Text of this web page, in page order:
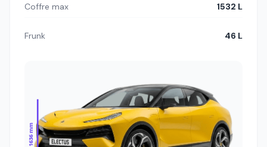
Coffre max 1532 L
Frunk 46 L
1636 mm